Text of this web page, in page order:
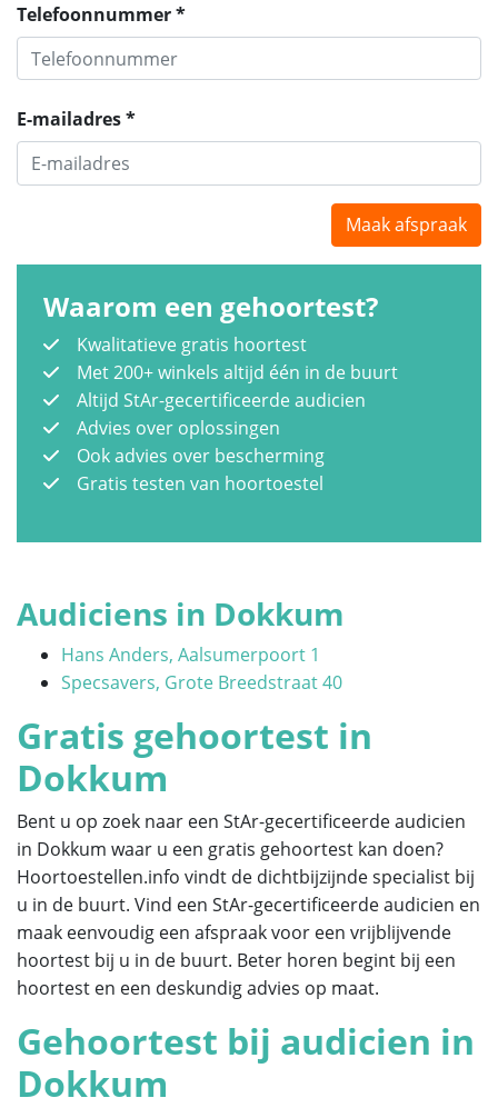
Telefoonnummer *
E-mailadres *
Maak afspraak
Waarom een gehoortest?
Kwalitatieve gratis hoortest
Met 200+ winkels altijd één in de buurt
Altijd StAr-gecertificeerde audicien
Advies over oplossingen
Ook advies over bescherming
Gratis testen van hoortoestel
Audiciens in Dokkum
Hans Anders, Aalsumerpoort 1
Specsavers, Grote Breedstraat 40
Gratis gehoortest in
Dokkum
Bent u op zoek naar een StAr-gecertificeerde audicien
in Dokkum waar u een gratis gehoortest kan doen?
Hoortoestellen.info vindt de dichtbijzijnde specialist bij
u in de buurt. Vind een StAr-gecertificeerde audicien en
maak eenvoudig een afspraak voor een vrijblijvende
hoortest bij u in de buurt. Beter horen begint bij een
hoortest en een deskundig advies op maat.
Gehoortest bij audicien in
Dokkum